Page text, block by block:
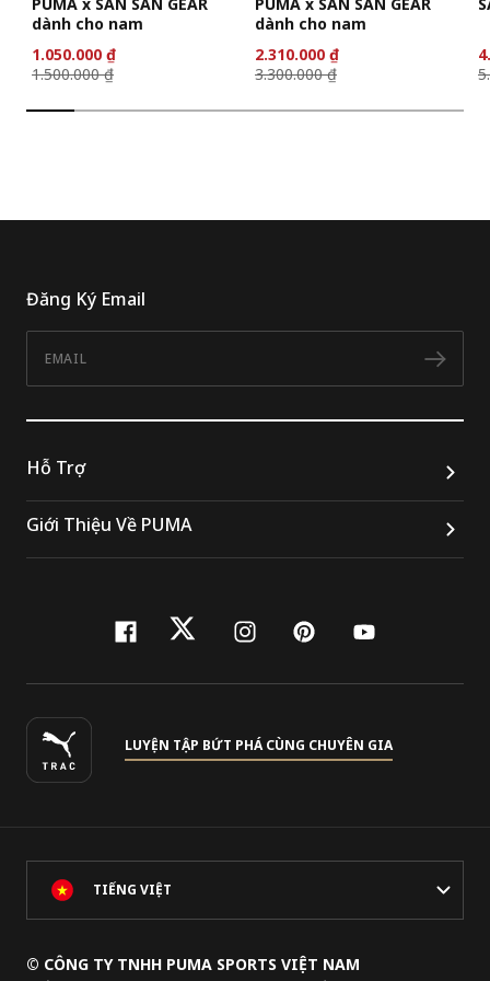
dành cho nam
1.050.000 ₫
1.500.000 ₫
dành cho nam
2.310.000 ₫
3.300.000 ₫
Đăng Ký Email
Hỗ Trợ
Giới Thiệu Về PUMA
facebook
twitterinstagram
pinterest
youtube
LUYỆN TẬP BỨT PHÁ CÙNG CHUYÊN GIA
TIẾNG VIỆT
© CÔNG TY TNHH PUMA SPORTS VIỆT NAM